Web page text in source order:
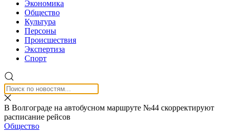
Экономика
Общество
Культура
Персоны
Происшествия
Экспертиза
Спорт
В Волгограде на автобусном маршруте №44 скорректируют
расписание рейсов
Общество